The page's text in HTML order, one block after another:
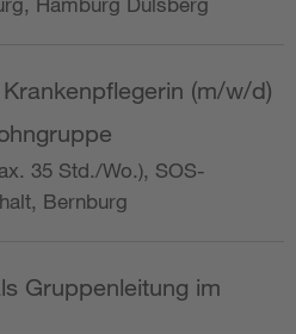
(m/w/d)
35 Std./Wo.), SOS-
Bernburg
Gruppenleitung im